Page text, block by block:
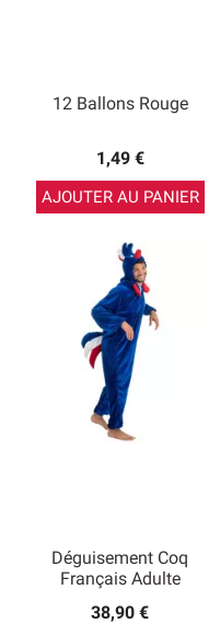
12 Ballons Rouge
1,49 €
AJOUTER AU PANIER
Déguisement Coq
Français Adulte
38,90 €